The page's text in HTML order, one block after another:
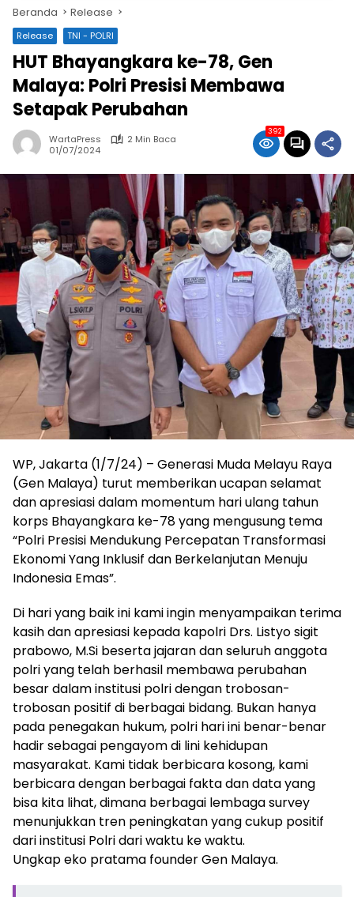
Beranda Release
Release TNI - POLRI
HUT Bhayangkara ke-78, Gen
Malaya: Polri Presisi Membawa
Setapak Perubahan
WartaPress
2 Min Baca
01/07/2024
392
WP, Jakarta (1/7/24) – Generasi Muda Melayu Raya
(Gen Malaya) turut memberikan ucapan selamat
dan apresiasi dalam momentum hari ulang tahun
korps Bhayangkara ke-78 yang mengusung tema
“Polri Presisi Mendukung Percepatan Transformasi
Ekonomi Yang Inklusif dan Berkelanjutan Menuju
Indonesia Emas”.
Di hari yang baik ini kami ingin menyampaikan terima
kasih dan apresiasi kepada kapolri Drs. Listyo sigit
prabowo, M.Si beserta jajaran dan seluruh anggota
polri yang telah berhasil membawa perubahan
besar dalam institusi polri dengan trobosan-
trobosan positif di berbagai bidang. Bukan hanya
pada penegakan hukum, polri hari ini benar-benar
hadir sebagai pengayom di lini kehidupan
masyarakat. Kami tidak berbicara kosong, kami
berbicara dengan berbagai fakta dan data yang
bisa kita lihat, dimana berbagai lembaga survey
menunjukkan tren peningkatan yang cukup positif
dari institusi Polri dari waktu ke waktu.
Ungkap eko pratama founder Gen Malaya.